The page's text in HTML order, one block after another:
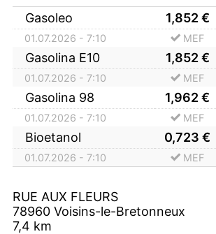
Gasoleo 1,852€
01.07.2026 - 7:10 MEF
Gasolina E10 1,852€
01.07.2026 - 7:10 MEF
Gasolina 98 1,962€
01.07.2026 - 7:10 MEF
Bioetanol 0,723 €
01.07.2026 - 7:10 MEF
RUE AUX FLEURS
78960 Voisins-le-Bretonneux
7,4 km